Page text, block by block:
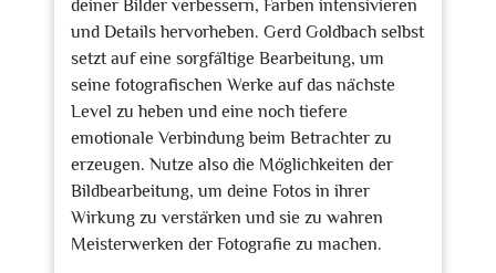
deiner Bilder verbessern, Farben intensivieren
und Details hervorheben. Gerd Goldbach selbst
setzt auf eine sorgfältige Bearbeitung, um
seine fotografischen Werke auf das nächste
Level zu heben und eine noch tiefere
emotionale Verbindung beim Betrachter zu
erzeugen. Nutze also die Möglichkeiten der
Bildbearbeitung, um deine Fotos in ihrer
Wirkung zu verstärken und sie zu wahren
Meisterwerken der Fotografie zu machen.